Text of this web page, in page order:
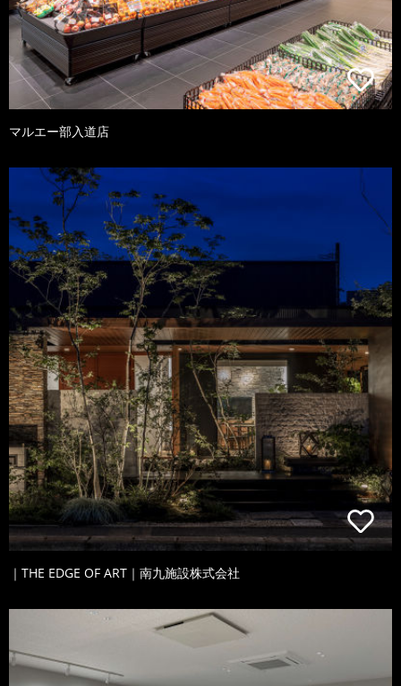
マルエー部入道店
｜THE EDGE OF ART｜南九施設株式会社